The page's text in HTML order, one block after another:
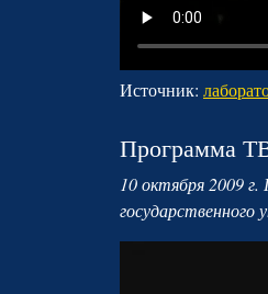
Источник:
Программа
10 октября 2009
государственного